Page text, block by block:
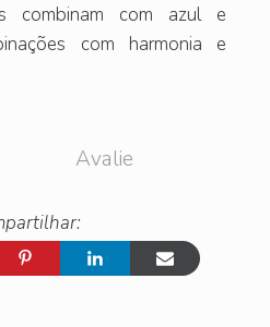
combinam com azul e
com harmonia e
Avalie